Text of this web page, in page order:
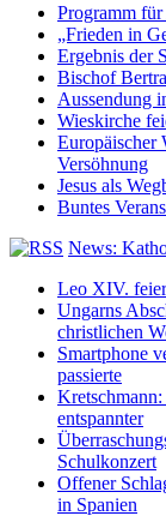
Programm
„Frieden in
Ergebnis der
Bischof
Aussendung
Wieskirche
Europäischer
Versöhnung
Jesus als
Buntes
News:
Leo XIV.
Ungarns
christlichen
Smartphone
passierte
entspannter
Schulkonzert
Offener
in Spanien